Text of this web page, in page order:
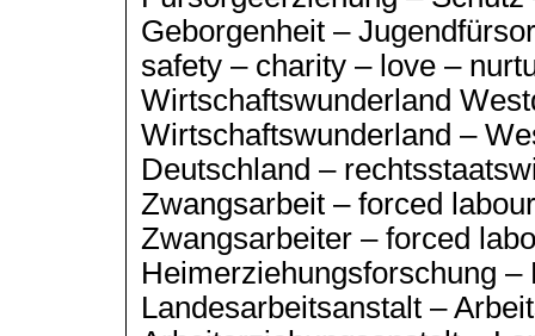
Geborgenheit –
safety – charity – love –
Wirtschaftswunderland
Wirtschaftswunderland –
Deutschland –
Zwangsarbeit – forced
Zwangsarbeiter – forced
Heimerziehungsforschung –
Landesarbeitsanstalt –